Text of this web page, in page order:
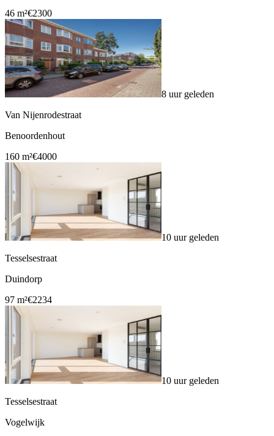
46 m²€2300
8 uur geleden
Van Nijenrodestraat
Benoordenhout
160 m²€4000
10 uur geleden
Tesselsestraat
Duindorp
97 m²€2234
10 uur geleden
Tesselsestraat
Vogelwijk